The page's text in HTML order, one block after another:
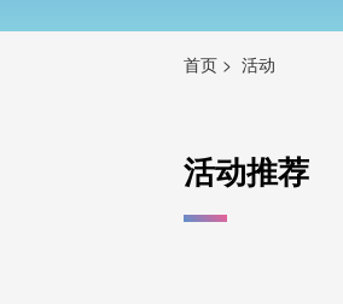
首页 活动
活动推荐